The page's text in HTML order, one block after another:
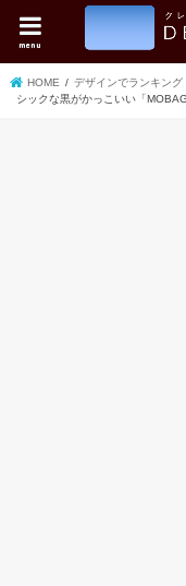
menu
HOME デザインでランキング
シックな黒がかっこいい「